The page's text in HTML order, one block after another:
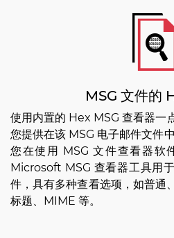
MSG 文件的
使用内置的 Hex MSG 查看器一
您提供在该 MSG 电子邮件文件
您在使用 MSG 文件查看器软
Microsoft MSG 查看器工具用
件，具有多种查看选项，如普通
标题、MIME 等。